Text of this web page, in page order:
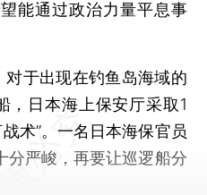
能通过政治力量平息事
于出现在钓鱼岛海域的
，日本海上保安厅采取1
术”。一名日本海保官员
分严峻，再要让巡逻船分